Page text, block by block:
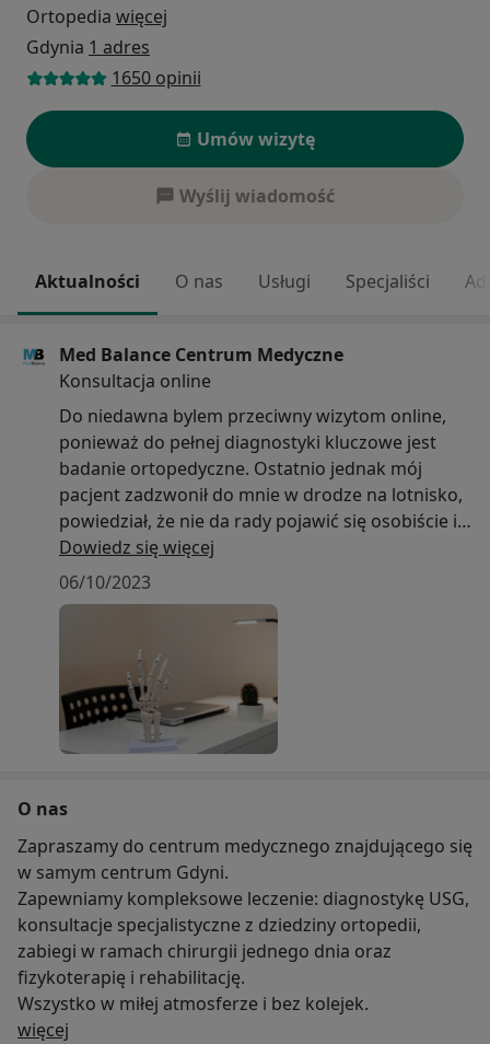
Ortopedia więcej
Gdynia 1 adres
1650 opinii
Umów wizytę
Wyślij wiadomość
Aktualności O nas Usługi Specjaliści
Med Balance Centrum Medyczne
Konsultacja online
Do niedawna bylem przeciwny wizytom online,
ponieważ do pełnej diagnostyki kluczowe jest
badanie ortopedyczne. Ostatnio jednak mój
pacjent zadzwonił do mnie w drodze na lotnisko,
powiedział, że nie da rady pojawić się osobiście i
poprosił o odbycie wizyty online - więc nie miałem
wyjścia. Wbrew moim obawom, udało się
dokładnie omówić problem,
zaplanować dalszą diagnostykę obrazową i
ustalić kolejność dalszego działania.
Dowiedz się więcej
06/10/2023
O nas
Zapraszamy do centrum medycznego znajdującego się
w samym centrum Gdyni.
Zapewniamy kompleksowe leczenie: diagnostykę USG,
konsultacje specjalistyczne z dziedziny ortopedii,
zabiegi w ramach chirurgii jednego dnia oraz
fizykoterapię i rehabilitację.
Wszystko w miłej atmosferze i bez kolejek.
więcej